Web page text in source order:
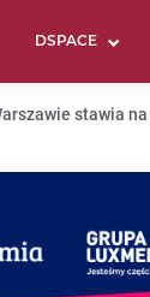
DSPACE
stawia